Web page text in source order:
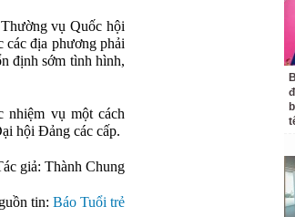
vụ Quốc hội
các địa phương phải
định sớm tình hình,
nhiệm vụ một cách
hội Đảng các cấp.
giả: Thành Chung
tin: Báo Tuổi trẻ